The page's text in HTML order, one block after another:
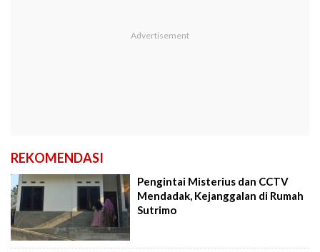
REKOMENDASI
Pengintai Misterius dan CCTV
Mendadak, Kejanggalan di Rumah
Sutrimo